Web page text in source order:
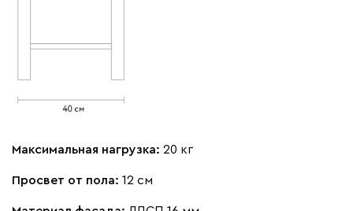
Максимальная нагрузка: 20 кг
Просвет от пола: 12 см